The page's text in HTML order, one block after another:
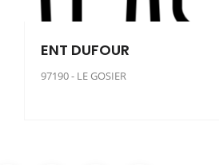
ENT DUFOUR
97190 - LE GOSIER